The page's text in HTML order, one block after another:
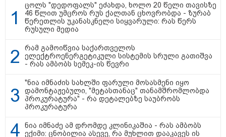
13:59 / 06-08-2026
ნიკა მელიას სასამართლოს
უპატივცემლობის ფაქტზე 1 წლით და 6
თვით თავისუფლების აღკვეთა მიესაჯა
ცოლს "დედოფალს" ეძახდა, ხოლო 20 წელი თავისზე
46 წლით უმცროს რუს ქალთან ცხოვრობდა - ზურაბ
წერეთლის უკანასკნელი სიყვარული: რას წერს
რუსული მედია
რამ გამოიწვია საქართველოს
ელექტროენერგეტიკული სისტემის სრული გათიშვა
- რას ამბობს სემეკ-ის წევრი
"ნია იმნაძის სახლში ფარული მოსასმენი იყო
დამონტაჟებული, "მეტასთანაც" თანამშრომლობდა
პროკურატურა" - რა დეტალებზე საუბრობს
პროკურატურა
ნია იმნაძე ამ დრომდე კლინიკაშია - რას ამბობს
ექიმი: ცნობილია ასევე, რა მუხლით დააკავეს ის